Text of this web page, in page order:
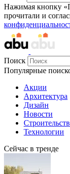
Нажимая кнопку
прочитали и
Поиск
Популярные
Акции
Архитектура
Дизайн
Новости
Технологии
Сейчас в тренде